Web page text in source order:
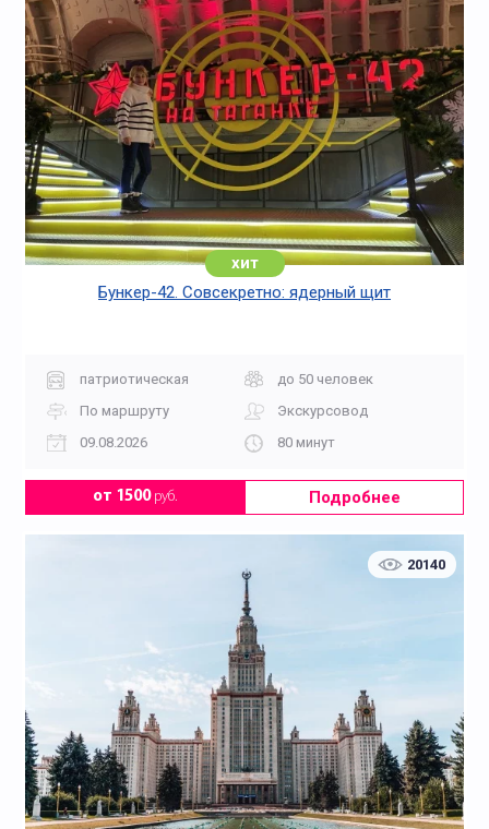
хит
Бункер-42. Совсекретно: ядерный щит
патриотическая
до 50 человек
По маршруту
Экскурсовод
09.08.2026
80 минут
от 1500руб. Подробнее
20140